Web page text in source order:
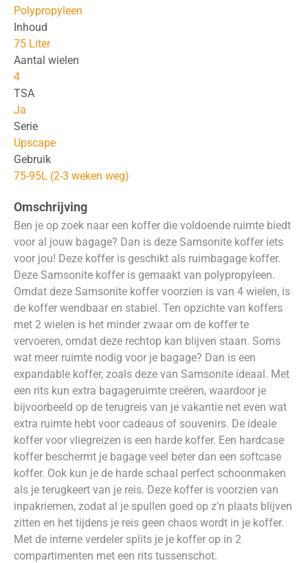
Polypropyleen
Inhoud
75 Liter
Aantal wielen
4
TSA
Ja
Serie
Upscape
Gebruik
75-95L (2-3 weken weg)
Omschrijving
Ben je op zoek naar een koffer die voldoende ruimte biedt
voor al jouw bagage? Dan is deze Samsonite koffer iets
voor jou! Deze koffer is geschikt als ruimbagage koffer.
Deze Samsonite koffer is gemaakt van polypropyleen.
Omdat deze Samsonite koffer voorzien is van 4 wielen, is
de koffer wendbaar en stabiel. Ten opzichte van koffers
met 2 wielen is het minder zwaar om de koffer te
vervoeren, omdat deze rechtop kan blijven staan. Soms
wat meer ruimte nodig voor je bagage? Dan is een
expandable koffer, zoals deze van Samsonite ideaal. Met
een rits kun extra bagageruimte creëren, waardoor je
bijvoorbeeld op de terugreis van je vakantie net even wat
extra ruimte hebt voor cadeaus of souvenirs. De ideale
koffer voor vliegreizen is een harde koffer. Een hardcase
koffer beschermt je bagage veel beter dan een softcase
koffer. Ook kun je de harde schaal perfect schoonmaken
als je terugkeert van je reis. Deze koffer is voorzien van
inpakriemen, zodat al je spullen goed op z’n plaats blijven
zitten en het tijdens je reis geen chaos wordt in je koffer.
Met de interne verdeler splits je je koffer op in 2
compartimenten met een rits tussenschot.